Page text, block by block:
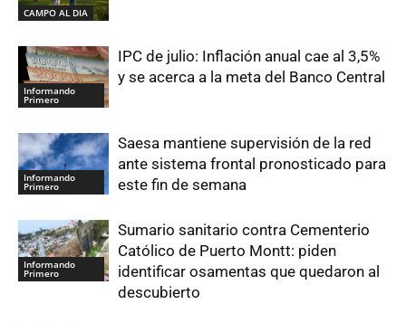
CAMPO AL DIA
Informando
Primero
IPC de julio: Inflación anual cae al 3,5%
y se acerca a la meta del Banco Central
Informando
Primero
Saesa mantiene supervisión de la red
ante sistema frontal pronosticado para
este fin de semana
Informando
Primero
Sumario sanitario contra Cementerio
Católico de Puerto Montt: piden
identificar osamentas que quedaron al
descubierto